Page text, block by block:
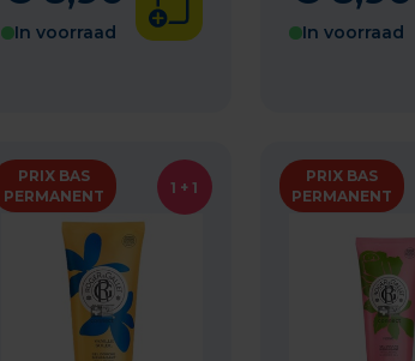
In voorraad In voorraad
PRIX BAS
PERMANENT
1 + 1
PRIX BAS
PERMANENT